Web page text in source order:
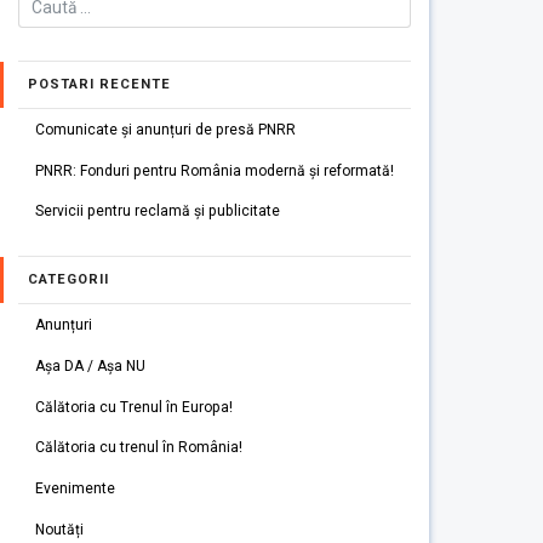
POSTARI RECENTE
Comunicate și anunțuri de presă PNRR
PNRR: Fonduri pentru România modernă și reformată!
Servicii pentru reclamă și publicitate
CATEGORII
Anunțuri
Așa DA / Așa NU
Călătoria cu Trenul în Europa!
Călătoria cu trenul în România!
Evenimente
Noutăți